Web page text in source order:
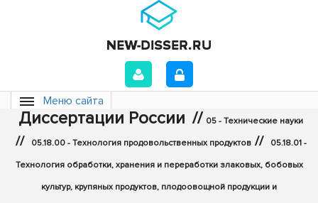
Меню сайта
Диссертации России // 05 - Технические науки
// 05.18.00 - Технология продовольственных продуктов // 05.18.01 -
Технология обработки, хранения и переработки злаковых, бобовых
культур, крупяных продуктов, плодоовощной продукции и